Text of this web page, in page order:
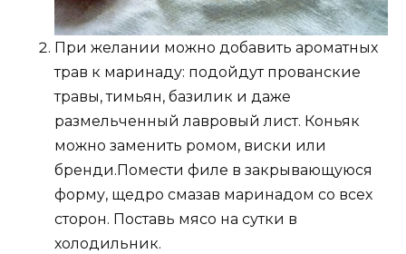
При желании можно добавить ароматных
трав к маринаду: подойдут прованские
травы, тимьян, базилик и даже
размельченный лавровый лист. Коньяк
можно заменить ромом, виски или
бренди.Помести филе в закрывающуюся
форму, щедро смазав маринадом со всех
сторон. Поставь мясо на сутки в
холодильник.